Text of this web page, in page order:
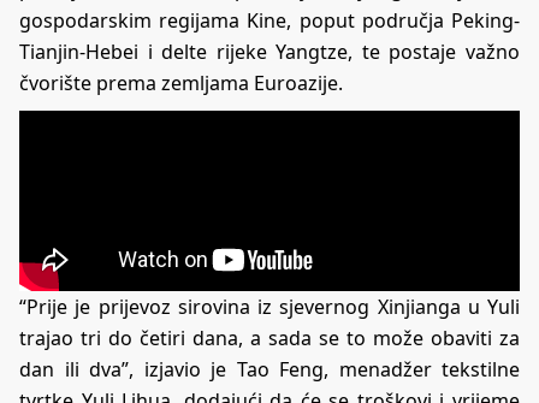
gospodarskim regijama Kine, poput područja Peking-
Tianjin-Hebei i delte rijeke Yangtze, te postaje važno
čvorište prema zemljama Euroazije.
“Prije je prijevoz sirovina iz sjevernog Xinjianga u Yuli
trajao tri do četiri dana, a sada se to može obaviti za
dan ili dva”, izjavio je Tao Feng, menadžer tekstilne